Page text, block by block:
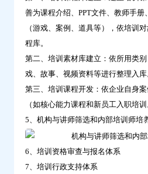
善为课程介绍、PPT文件、教师手
（游戏、案例、道具等），依培训
程库。
第二、培训素材库建立：依所用类
戏、故事、视频资料等进行整理入库
第三、培训课程开发：依企业自身
（如核心能力课程和新员工入职培训
5、机构与讲师筛选和内部培训师培
6、培训资格审查与报名体系
7、培训行政支持体系